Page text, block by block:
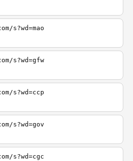
s?wd=mao
s?wd=gfw
s?wd=ccp
s?wd=gov
s?wd=cgc